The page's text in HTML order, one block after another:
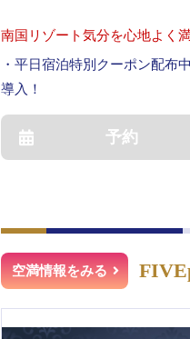
南国リゾート気分を心地よく
・平日宿泊特別クーポン配布
導入！
予約
空満情報をみる